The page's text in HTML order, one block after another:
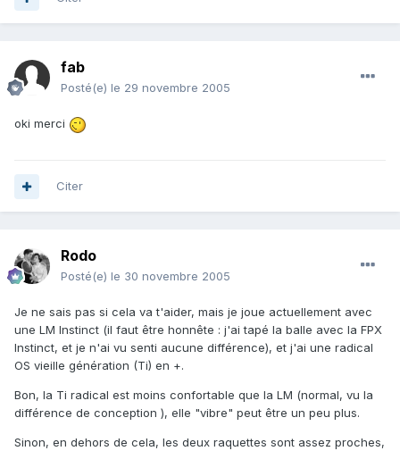
fab
Posté(e) le 29 novembre 2005
oki merci
Citer
Rodo
Posté(e) le 30 novembre 2005
Je ne sais pas si cela va t'aider, mais je joue actuellement avec
une LM Instinct (il faut être honnête : j'ai tapé la balle avec la FPX
Instinct, et je n'ai vu senti aucune différence), et j'ai une radical
OS vieille génération (Ti) en +.
Bon, la Ti radical est moins confortable que la LM (normal, vu la
différence de conception ), elle "vibre" peut être un peu plus.
Sinon, en dehors de cela, les deux raquettes sont assez proches,